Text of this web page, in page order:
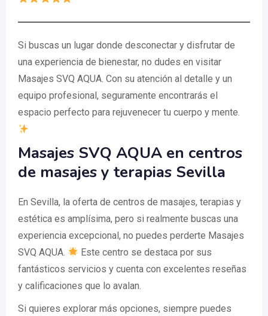
Si buscas un lugar donde desconectar y disfrutar de
una experiencia de bienestar, no dudes en visitar
Masajes SVQ AQUA. Con su atención al detalle y un
equipo profesional, seguramente encontrarás el
espacio perfecto para rejuvenecer tu cuerpo y mente.
Masajes SVQ AQUA en centros
de masajes y terapias Sevilla
En Sevilla, la oferta de centros de masajes, terapias y
estética es amplísima, pero si realmente buscas una
experiencia excepcional, no puedes perderte Masajes
SVQ AQUA.
Este centro se destaca por sus
fantásticos servicios y cuenta con excelentes reseñas
y calificaciones que lo avalan.
Si quieres explorar más opciones, siempre puedes